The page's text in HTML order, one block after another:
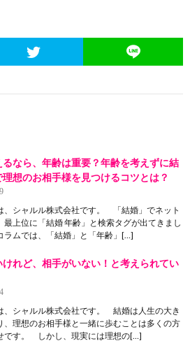
なら、年齢は重要？年齢を考えずに結
想のお相手様を見つけるコツとは？
シャルル株式会社です。 「結婚」でネット
最上位に「結婚 年齢」と検索タグが出てきまし
ラムでは、「結婚」と「年齢」[…]
れど、相手がいない！と考えられてい
、シャルル株式会社です。 結婚は人生の大き
、理想のお相手様と一緒に歩むことは多くの方
です。 しかし、現実には理想の[…]